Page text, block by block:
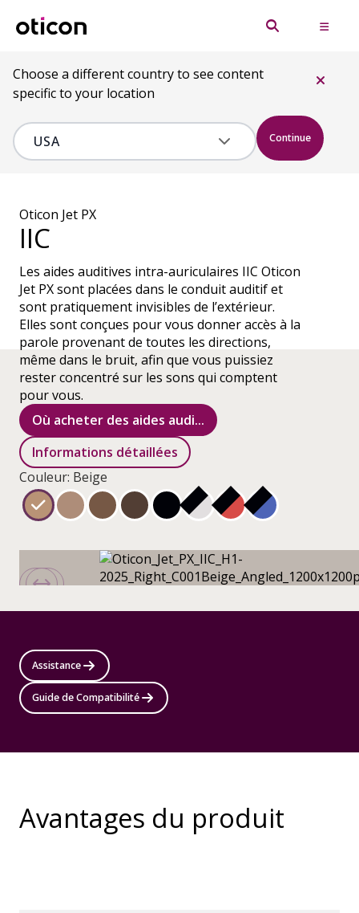
Choose a different country to see content
specific to your location
Continue
Oticon Jet PX
IIC
Les aides auditives intra-auriculaires IIC Oticon
Jet PX sont placées dans le conduit auditif et
sont pratiquement invisibles de l’extérieur.
Elles sont conçues pour vous donner accès à la
parole provenant de toutes les directions,
même dans le bruit, afin que vous puissiez
rester concentré sur les sons qui comptent
pour vous.
Où acheter des aides audi...
Informations détaillées
Couleur: Beige
Assistance
Guide de Compatibilité
Avantages du produit